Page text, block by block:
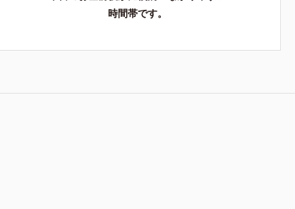
時間帯です。